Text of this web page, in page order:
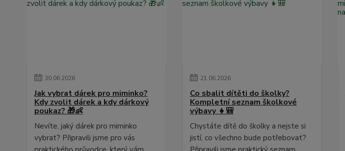
30.06.2026
Jak vybrat dárek pro miminko?
Kdy zvolit dárek a kdy dárkový
poukaz? 🎁👶
Nevíte, jaký dárek pro miminko
vybrat? Připravili jsme pro vás
21.06.2026
Co sbalit dítěti do školky?
Kompletní seznam školkové
výbavy 👧🎒
Chystáte dítě do školky a nejste si
jistí, co všechno bude potřebovat?